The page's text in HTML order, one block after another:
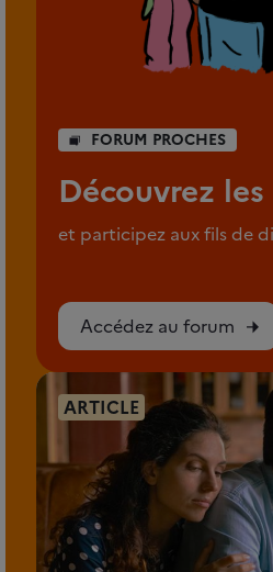
FORUM PROCHES
Découvrez
et participez aux fils de
Accédez au forum
ARTICLE